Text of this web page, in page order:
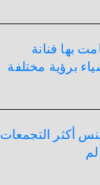
بها فنانة
برؤية مختلفة
أكثر التجمعات